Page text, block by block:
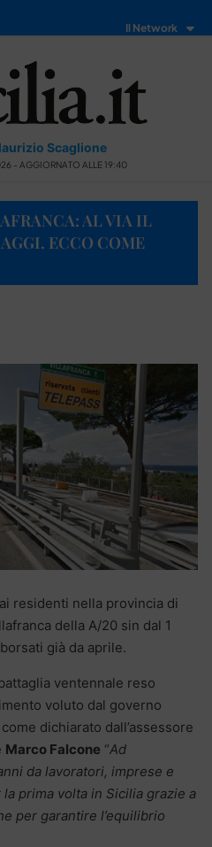
Il Network
Scaglione
- AGGIORNATO ALLE 19:40
AL VIA IL
ECCO COME
residenti nella provincia di
della A/20 sin dal 1
già da aprile.
ventennale reso
voluto dal governo
dichiarato dall’assessore
Marco Falcone “Ad
da lavoratori, imprese e
prima volta in Sicilia grazie a
per garantire l’equilibrio